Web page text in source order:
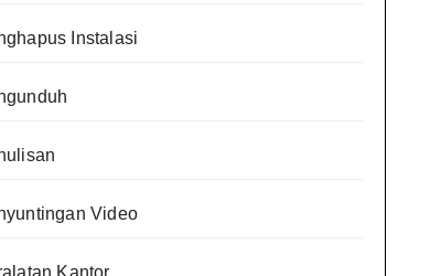
Instalasi
Video
Kantor